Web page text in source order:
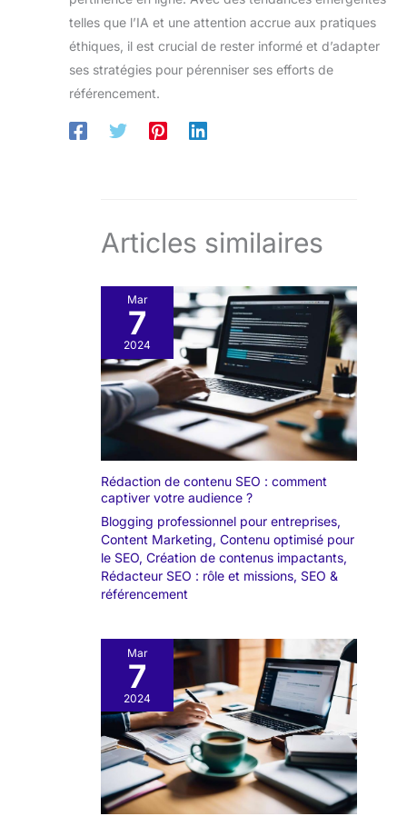
telles que l’IA et une attention accrue aux pratiques
éthiques, il est crucial de rester informé et d’adapter
ses stratégies pour pérenniser ses efforts de
référencement.
Articles similaires
Mar
7
2024
Rédaction de contenu SEO : comment
captiver votre audience ?
Blogging professionnel pour entreprises,
Content Marketing, Contenu optimisé pour
le SEO, Création de contenus impactants,
Rédacteur SEO : rôle et missions, SEO &
référencement
Mar
7
2024